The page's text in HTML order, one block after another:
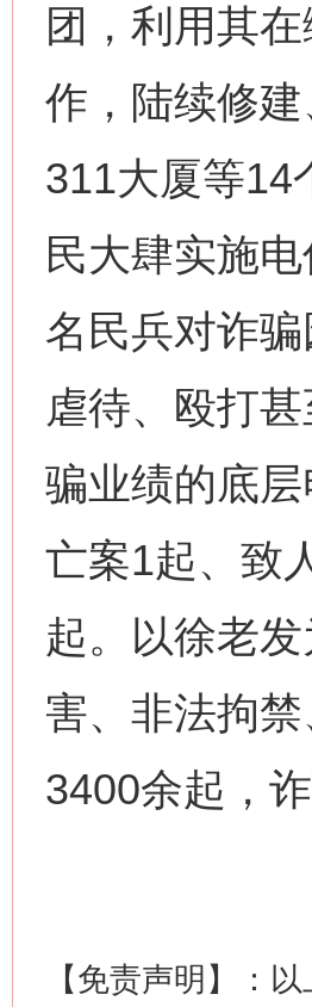
团，利用其
作，陆续修
311大厦等14
民大肆实施
名民兵对诈
虐待、殴打
骗业绩的底
亡案1起、致
起。以徐老
害、非法拘
3400余起，
【免责声明】：